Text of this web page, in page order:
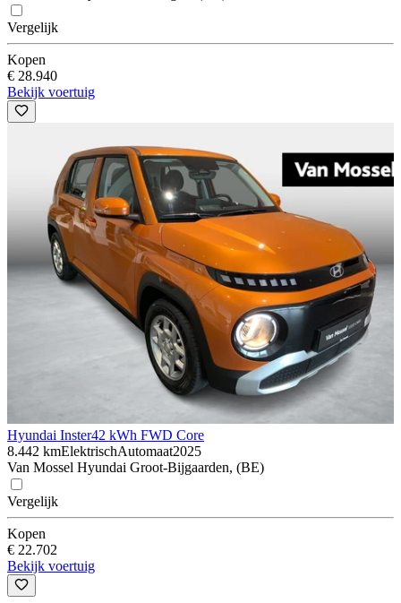
Vergelijk
Kopen
€ 28.940
Bekijk voertuig
Hyundai Inster42 kWh FWD Core
8.442 kmElektrischAutomaat2025
Van Mossel Hyundai Groot-Bijgaarden, (BE)
Vergelijk
Kopen
€ 22.702
Bekijk voertuig